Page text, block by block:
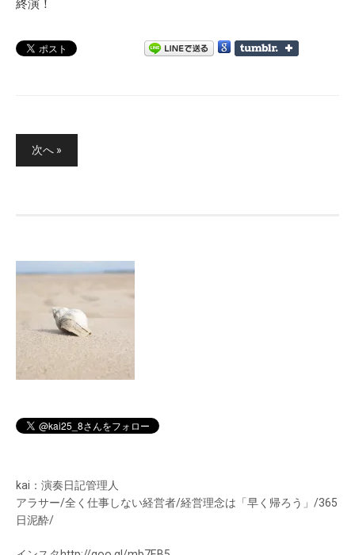
終演！
稿
シ
次へ »
kai：演奏日記管理人
アラサー/全く仕事しない経営者/経営理念は「早く帰ろう」/365
日泥酔/